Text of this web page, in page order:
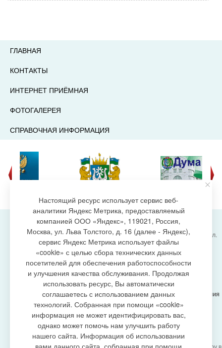
ГЛАВНАЯ
КОНТАКТЫ
ИНТЕРНЕТ ПРИЁМНАЯ
ФОТОГАЛЕРЕЯ
СПРАВОЧНАЯ ИНФОРМАЦИЯ
создание сайта
Администрация городского поселения Излучинск, ул.
Энергетиков, 6, пгт. Излучинск, Нижневартовский
район,
Ханты-Мансийский автономный округ-Югра
(Тюменская область), 628634
Сетевое изданиеhttps://www.gp-izluchinsk.ru
16+
Учредитель -Администрация городского поселения
Излучинск
Главный редактор - Бурич Денис Ярославович
Телефон/факс: (3466) 28-13-77 , e-mail:
admizl@rambler.ru
Сетевое изданиеhttps://www.gp-izluchinsk.ru
Настоящий ресурс использует сервис веб-
аналитики Яндекс Метрика, предоставляемый
компанией ООО «Яндекс», 119021, Россия,
Москва, ул. Льва Толстого, д. 16 (далее - Яндекс),
сервис Яндекс Метрика использует файлы
«cookie» с целью сбора технических данных
посетителей для обеспечения работоспособности
и улучшения качества обслуживания. Продолжая
использовать ресурс, Вы автоматически
соглашаетесь с использованием данных
технологий. Собранная при помощи «cookie»
информация не может идентифицировать вас,
однако может помочь нам улучшить работу
нашего сайта. Информация об использовании
вами данного сайта, собранная при помощи